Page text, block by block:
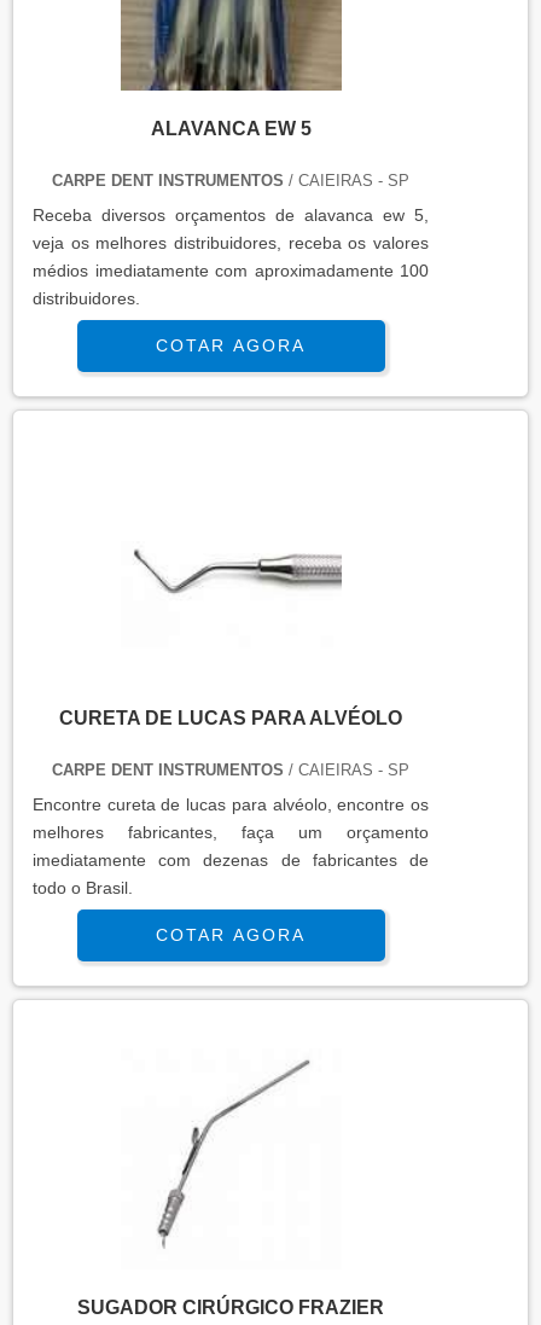
ALAVANCA EW 5
CARPE DENT INSTRUMENTOS / CAIEIRAS - SP
Receba diversos orçamentos de alavanca ew 5,
veja os melhores distribuidores, receba os valores
médios imediatamente com aproximadamente 100
distribuidores.
COTAR AGORA
CURETA DE LUCAS PARA ALVÉOLO
CARPE DENT INSTRUMENTOS / CAIEIRAS - SP
Encontre cureta de lucas para alvéolo, encontre os
melhores fabricantes, faça um orçamento
imediatamente com dezenas de fabricantes de
todo o Brasil.
COTAR AGORA
SUGADOR CIRÚRGICO FRAZIER